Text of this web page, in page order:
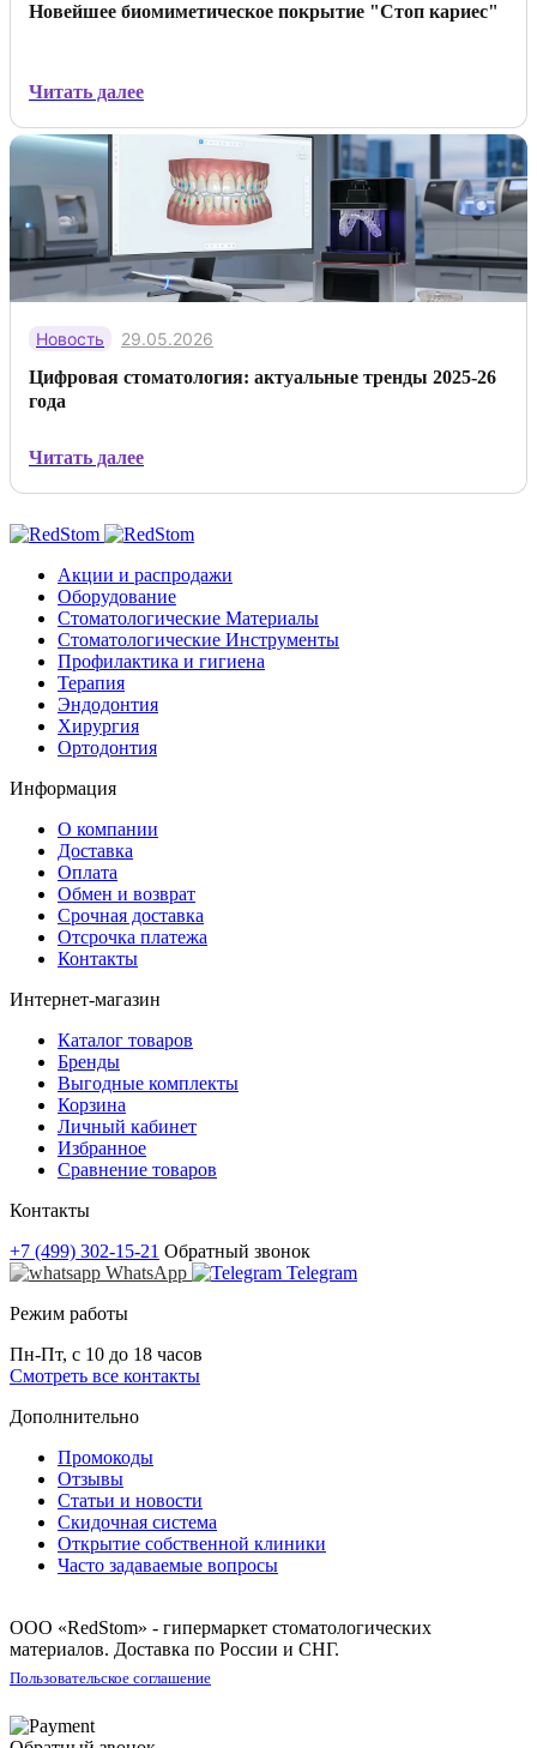
Новейшее биомиметическое покрытие "Стоп кариес"
Читать далее
Новость
29.05.2026
Цифровая стоматология: актуальные тренды 2025-26
года
Читать далее
Акции и распродажи
Оборудование
Стоматологические Материалы
Стоматологические Инструменты
Профилактика и гигиена
Терапия
Эндодонтия
Хирургия
Ортодонтия
Информация
О компании
Доставка
Оплата
Обмен и возврат
Срочная доставка
Отсрочка платежа
Контакты
Интернет-магазин
Каталог товаров
Бренды
Выгодные комплекты
Корзина
Личный кабинет
Избранное
Сравнение товаров
Контакты
+7 (499) 302-15-21 Обратный звонок
WhatsApp
Telegram
Режим работы
Пн-Пт, с 10 до 18 часов
Смотреть все контакты
Дополнительно
Промокоды
Отзывы
Статьи и новости
Скидочная система
Открытие собственной клиники
Часто задаваемые вопросы
ООО «RedStom» - гипермаркет стоматологических
материалов. Доставка по России и СНГ.
Пользовательское соглашение